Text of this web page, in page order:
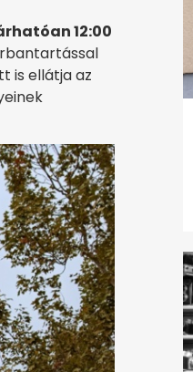
12:00
is ellátja az